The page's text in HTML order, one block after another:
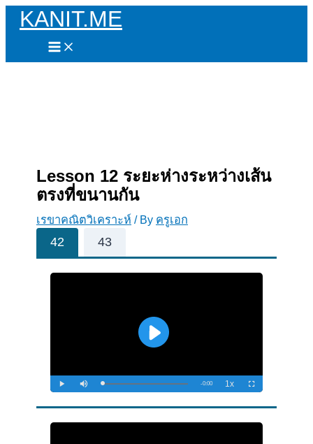
SkipKANIT.ME
Lesson 12 ระยะห่างระหว่างเส้น
ตรงที่ขนานกัน
เรขาคณิตวิเคราะห์ / By ครูเอก
42 43